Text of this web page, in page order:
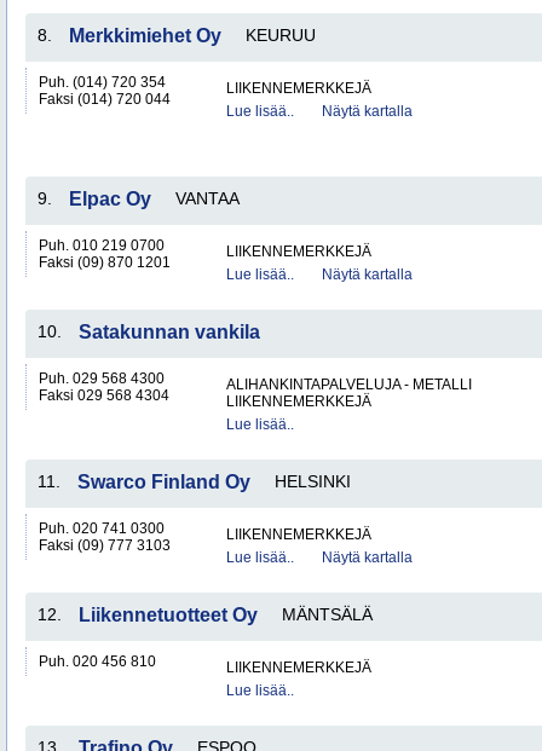
8. Merkkimiehet Oy KEURUU
Puh. (014) 720 354
Faksi (014) 720 044
LIIKENNEMERKKEJÄ
Lue lisää..
Näytä kartalla
9. Elpac Oy VANTAA
Puh. 010 219 0700
Faksi (09) 870 1201
LIIKENNEMERKKEJÄ
Lue lisää..
Näytä kartalla
10. Satakunnan vankila
Puh. 029 568 4300
Faksi 029 568 4304
ALIHANKINTAPALVELUJA - METALLI
LIIKENNEMERKKEJÄ
Lue lisää..
11. Swarco Finland Oy HELSINKI
Puh. 020 741 0300
Faksi (09) 777 3103
LIIKENNEMERKKEJÄ
Lue lisää..
Näytä kartalla
12. Liikennetuotteet Oy MÄNTSÄLÄ
Puh. 020 456 810
LIIKENNEMERKKEJÄ
Lue lisää..